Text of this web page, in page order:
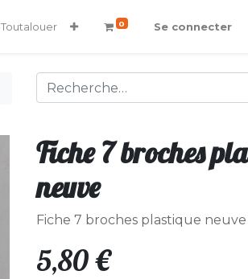
Toutalouer 0 Se connecter
Fiche 7 broches
neuve
Fiche 7 broches plastique
5,80€